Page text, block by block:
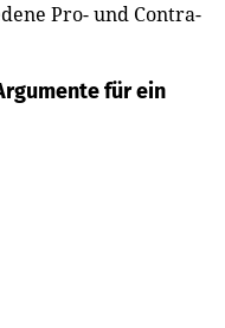
Pro- und Contra-
für ein